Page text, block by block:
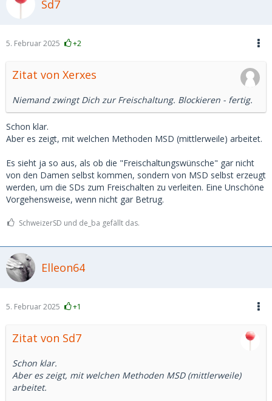
Sd7
5. Februar 2025 +2
Zitat von Xerxes
Niemand zwingt Dich zur Freischaltung. Blockieren - fertig.
Schon klar.
Aber es zeigt, mit welchen Methoden MSD (mittlerweile) arbeitet.
Es sieht ja so aus, als ob die "Freischaltungswünsche" gar nicht
von den Damen selbst kommen, sondern von MSD selbst erzeugt
werden, um die SDs zum Freischalten zu verleiten. Eine Unschöne
Vorgehensweise, wenn nicht gar Betrug.
SchweizerSD und de_ba gefällt das.
Elleon64
5. Februar 2025 +1
Zitat von Sd7
Schon klar.
Aber es zeigt, mit welchen Methoden MSD (mittlerweile)
arbeitet.